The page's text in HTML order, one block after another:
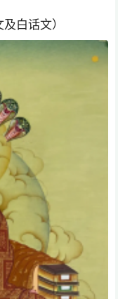
白话文）